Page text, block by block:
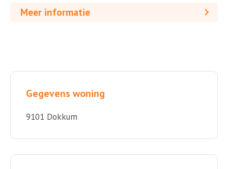
Meer informatie
Gegevens woning
9101 Dokkum